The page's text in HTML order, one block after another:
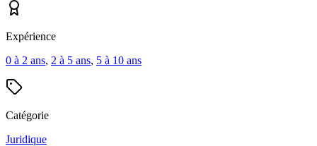
Expérience
0 à 2 ans, 2 à 5 ans, 5 à 10 ans
Catégorie
Juridique